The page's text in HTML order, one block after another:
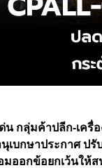
น กลุ่มค้าปลีก-เครื่
เบกษาประกาศ ปรั
มออกข้อยกเว้นให้